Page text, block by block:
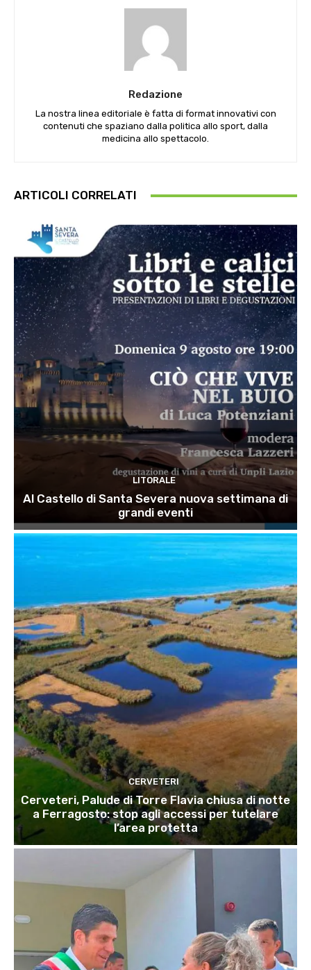
Redazione
La nostra linea editoriale è fatta di format innovativi con
contenuti che spaziano dalla politica allo sport, dalla
medicina allo spettacolo.
ARTICOLI CORRELATI
LITORALE
Al Castello di Santa Severa nuova settimana di
grandi eventi
CERVETERI
Cerveteri, Palude di Torre Flavia chiusa di notte
a Ferragosto: stop agli accessi per tutelare
l’area protetta